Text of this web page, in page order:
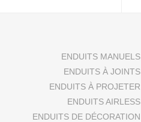
et l’environnement au
Définit les exigences […]
ENDUITS MANUELS
ENDUITS À JOINTS
ENDUITS À PROJETER
ENDUITS AIRLESS
ENDUITS DE DÉCORATION